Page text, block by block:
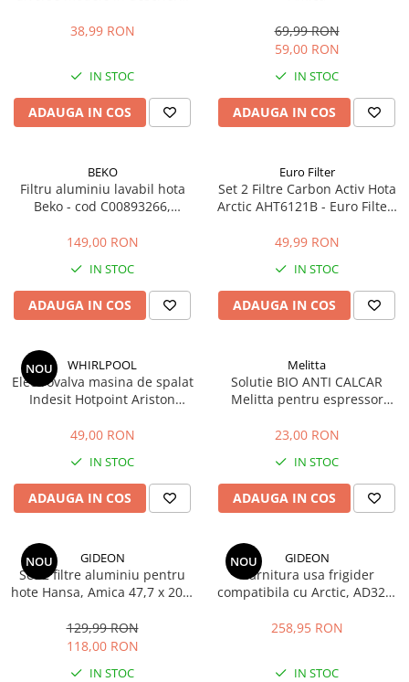
38,99 RON
IN STOC
ADAUGA IN COS
69,99 RON
59,00 RON
IN STOC
ADAUGA IN COS
BEKO
Filtru aluminiu lavabil hota
Beko - cod C00893266,
149,00 RON
IN STOC
ADAUGA IN COS
Euro Filter
Set 2 Filtre Carbon Activ Hota
Arctic AHT6121B - Euro Filter,
49,99 RON
IN STOC
ADAUGA IN COS
NOU WHIRLPOOL
Electrovalva masina de spalat
Indesit Hotpoint Ariston
482000022813 C00110333
49,00 RON
IN STOC
ADAUGA IN COS
Melitta
Solutie BIO ANTI CALCAR
Melitta pentru espressor
apa, 250 ml, 6 utilizari
23,00 RON
IN STOC
ADAUGA IN COS
NOU GIDEON
Set 2 filtre aluminiu pentru
hote Hansa, Amica 47,7 x 20,4
129,99 RON
118,00 RON
IN STOC
NOU GIDEON
Garnitura usa frigider
compatibila cu Arctic, AD326,
D326, D6310HC, magnetica,
258,95 RON
IN STOC